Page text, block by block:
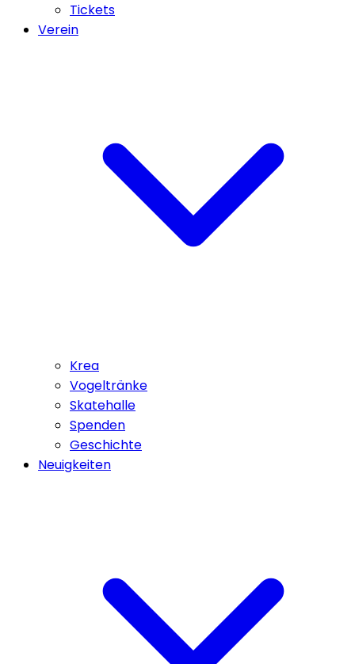
Tickets
Verein
Krea
Vogeltränke
Skatehalle
Spenden
Geschichte
Neuigkeiten